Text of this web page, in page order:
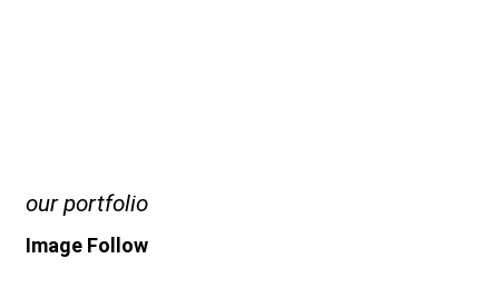
our portfolio
Image Follow